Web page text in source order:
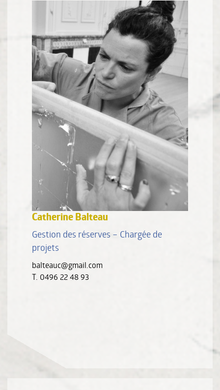
Catherine Balteau
Gestion des réserves – Chargée de
projets
balteauc@gmail.com
T. 0496 22 48 93